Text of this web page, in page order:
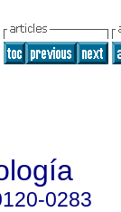
0283